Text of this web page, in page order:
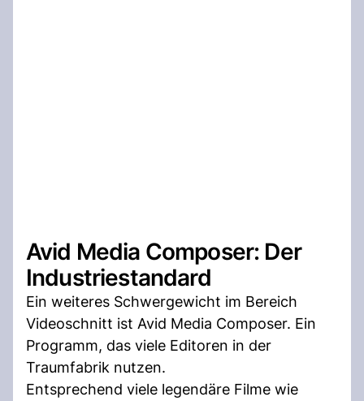
Avid Media Composer: Der
Industriestandard
Ein weiteres Schwergewicht im Bereich
Videoschnitt ist Avid Media Composer. Ein
Programm, das viele Editoren in der
Traumfabrik nutzen.
Entsprechend viele legendäre Filme wie